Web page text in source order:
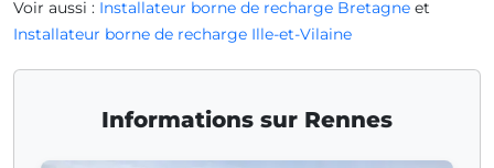
Voir aussi : Installateur borne de recharge Bretagne et
Installateur borne de recharge Ille-et-Vilaine
Informations sur Rennes